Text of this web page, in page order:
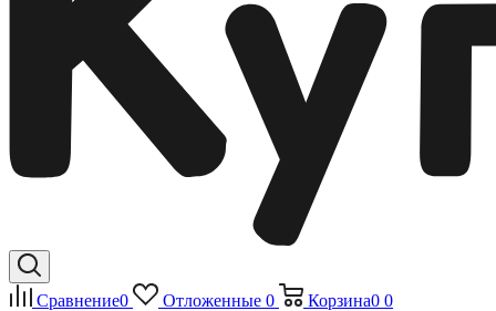
Сравнение0 Отложенные 0 Корзина0 0